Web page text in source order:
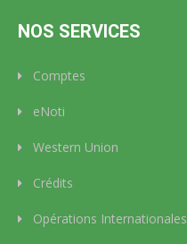
NOS SERVICES
Comptes
eNoti
Western Union
Crédits
Opérations Internationales